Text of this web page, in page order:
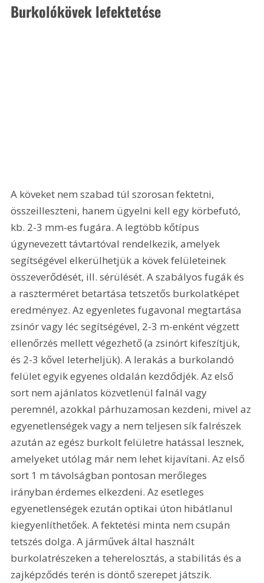
Burkolókövek lefektetése
A köveket nem szabad túl szorosan fektetni,
összeilleszteni, hanem ügyelni kell egy körbefutó,
kb. 2-3 mm-es fugára. A legtöbb kőtípus
úgynevezett távtartóval rendelkezik, amelyek
segítségével elkerülhetjük a kövek felületeinek
összeverődését, ill. sérülését. A szabályos fugák és
a raszterméret betartása tetszetős burkolatképet
eredményez. Az egyenletes fugavonal megtartása
zsinór vagy léc segítségével, 2-3 m-enként végzett
ellenőrzés mellett végezhető (a zsinórt kifeszítjük,
és 2-3 kővel leterheljük). A lerakás a burkolandó
felület egyik egyenes oldalán kezdődjék. Az első
sort nem ajánlatos közvetlenül falnál vagy
peremnél, azokkal párhuzamosan kezdeni, mivel az
egyenetlenségek vagy a nem teljesen sík falrészek
azután az egész burkolt felületre hatással lesznek,
amelyeket utólag már nem lehet kijavítani. Az első
sort 1 m távolságban pontosan merőleges
irányban érdemes elkezdeni. Az esetleges
egyenetlenségek ezután optikai úton hibátlanul
kiegyenlíthetőek. A fektetési minta nem csupán
tetszés dolga. A járművek által használt
burkolatrészeken a teherelosztás, a stabilitás és a
zajképződés terén is döntő szerepet játszik.